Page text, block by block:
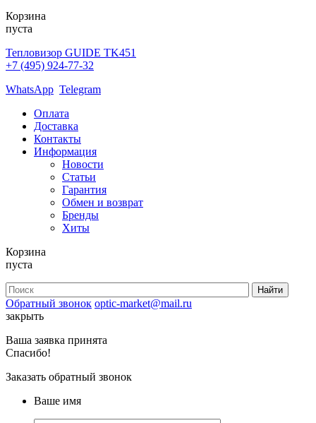
Корзина
пуста
Тепловизор GUIDE TK451
+7 (495) 924-77-32
WhatsApp Telegram
Оплата
Доставка
Контакты
Информация
Новости
Статьи
Гарантия
Обмен и возврат
Бренды
Хиты
Корзина
пуста
Обратный звонок optic-market@mail.ru
закрыть
Ваша заявка принята
Спасибо!
Заказать обратный звонок
Ваше имя